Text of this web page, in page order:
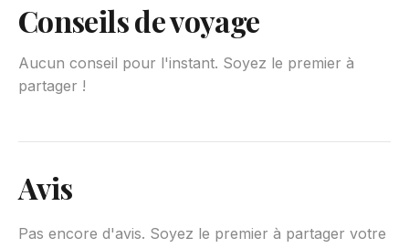
Conseils de voyage
Aucun conseil pour l'instant. Soyez le premier à
partager !
Avis
Pas encore d'avis. Soyez le premier à partager votre